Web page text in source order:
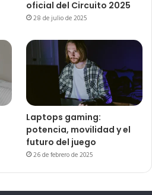
oficial del Circuito 2025
28 de julio de 2025
Laptops gaming:
potencia, movilidad y el
futuro del juego
26 de febrero de 2025